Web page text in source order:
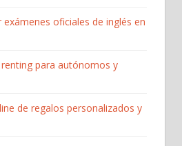
oficiales de inglés en
para autónomos y
de regalos personalizados y